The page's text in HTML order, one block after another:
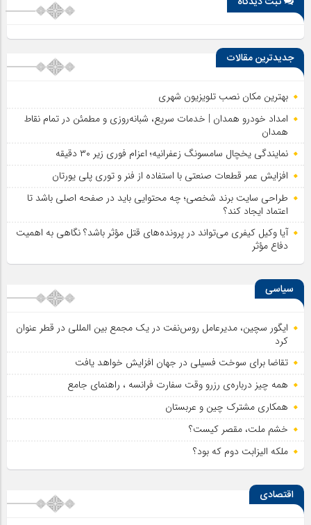
جدیدترین مقالات
بهترین مکان نصب تلویزیون شهری
امداد خودرو همدان | خدمات سریع، شبانه‌روزی و مطمئن در تمام نقاط
همدان
نمایندگی یخچال سامسونگ زعفرانیه؛ اعزام فوری زیر ۳۰ دقیقه
افزایش عمر قطعات صنعتی با استفاده از فنر و توری پلی یورتان
طراحی سایت برند شخصی؛ چه محتوایی باید در صفحه اصلی باشد تا
اعتماد ایجاد کند؟
آیا وکیل کیفری می‌تواند در پرونده‌های قتل مؤثر باشد؟ نگاهی به اهمیت
دفاع مؤثر
سیاسی
ایگور سچین، مدیرعامل روس‌نفت در یک مجمع بین المللی در قطر عنوان
کرد
تقاضا برای سوخت فسیلی در جهان افزایش خواهد یافت
همه چیز درباره‌ی رزرو وقت سفارت فرانسه ، راهنمای جامع
همکاری مشترک چین و عربستان
خشم ملت، مقصر کیست؟
ملکه الیزابت دوم که بود؟
اقتصادی